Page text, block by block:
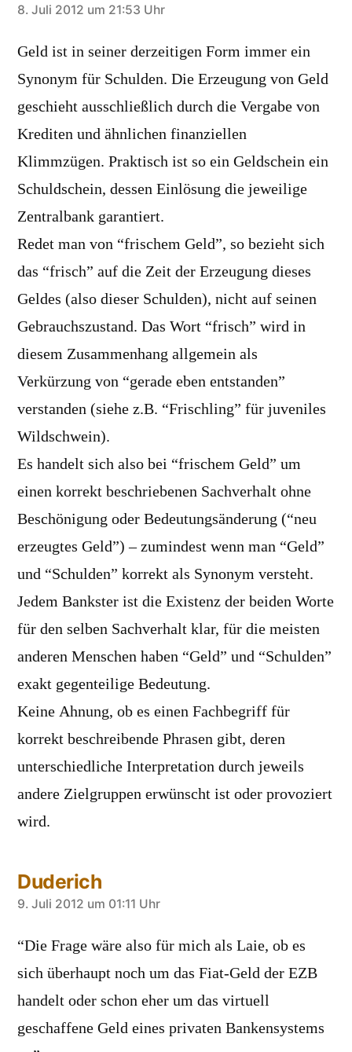
sagt:
8. Juli 2012 um 21:53 Uhr
Geld ist in seiner derzeitigen Form immer ein
Synonym für Schulden. Die Erzeugung von Geld
geschieht ausschließlich durch die Vergabe von
Krediten und ähnlichen finanziellen
Klimmzügen. Praktisch ist so ein Geldschein ein
Schuldschein, dessen Einlösung die jeweilige
Zentralbank garantiert.
Redet man von “frischem Geld”, so bezieht sich
das “frisch” auf die Zeit der Erzeugung dieses
Geldes (also dieser Schulden), nicht auf seinen
Gebrauchszustand. Das Wort “frisch” wird in
diesem Zusammenhang allgemein als
Verkürzung von “gerade eben entstanden”
verstanden (siehe z.B. “Frischling” für juveniles
Wildschwein).
Es handelt sich also bei “frischem Geld” um
einen korrekt beschriebenen Sachverhalt ohne
Beschönigung oder Bedeutungsänderung (“neu
erzeugtes Geld”) – zumindest wenn man “Geld”
und “Schulden” korrekt als Synonym versteht.
Jedem Bankster ist die Existenz der beiden Worte
für den selben Sachverhalt klar, für die meisten
anderen Menschen haben “Geld” und “Schulden”
exakt gegenteilige Bedeutung.
Keine Ahnung, ob es einen Fachbegriff für
korrekt beschreibende Phrasen gibt, deren
unterschiedliche Interpretation durch jeweils
andere Zielgruppen erwünscht ist oder provoziert
wird.
Duderich
sagt:
9. Juli 2012 um 01:11 Uhr
“Die Frage wäre also für mich als Laie, ob es
sich überhaupt noch um das Fiat-Geld der EZB
handelt oder schon eher um das virtuell
geschaffene Geld eines privaten Bankensystems